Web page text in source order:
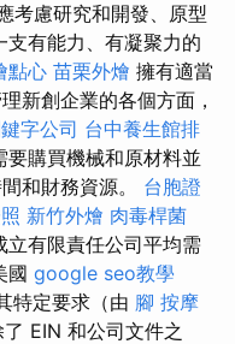
考慮研究和開發、原型
有能力、有凝聚力的
點心 苗栗外燴 擁有適當
新創企業的各個方面，
字公司 台中養生館排
購買機械和原材料並
和財務資源。 台胞證
新竹外燴 肉毒桿菌
立有限責任公司平均需
國 google seo教學
特定要求（由 腳 按摩
了 EIN 和公司文件之